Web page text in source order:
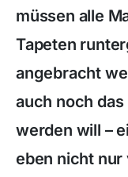
müssen alle
Tapeten
angebracht
auch noch
werden will –
eben nicht nur